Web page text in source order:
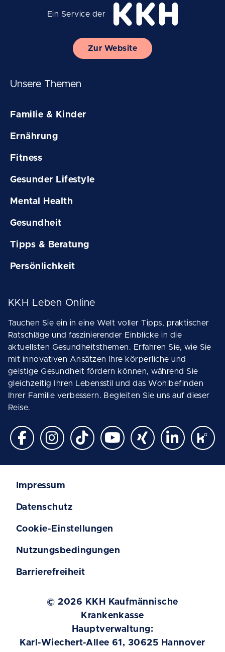
Ein Service der
Zur Website
Unsere Themen
Familie & Kinder
Ernährung
Fitness
Gesunder Lifestyle
Mental Health
Gesundheit
Tipps & Beratung
Persönlichkeit
KKH Leben Online
Tauchen Sie ein in eine Welt voller Tipps, praktischer
Ratschläge und faszinierender Einblicke in die
aktuellsten Gesundheitsthemen. Erfahren Sie, wie Sie
mit innovativen Ansätzen Ihre körperliche und
geistige Gesundheit fördern können, während Sie
gleichzeitig Ihren Lebensstil und das Wohlbefinden
Ihrer Familie verbessern. Begleiten Sie uns auf dieser
Reise.
Impressum
Datenschutz
Cookie-Einstellungen
Nutzungsbedingungen
Barrierefreiheit
© 2026 KKH Kaufmännische
Krankenkasse
Hauptverwaltung:
Karl-Wiechert-Allee 61, 30625 Hannover